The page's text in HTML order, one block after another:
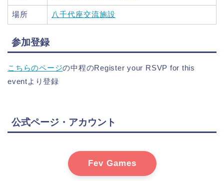
場所 八千代座交流施設
参加登録
こちらのページの中程のRegister your RSVP for this
eventより登録
公式ページ・アカウント
Fev Games